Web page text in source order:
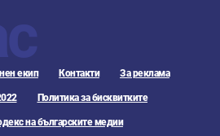
екип Контакти За реклама
Политика за бисквитките
на българските медии